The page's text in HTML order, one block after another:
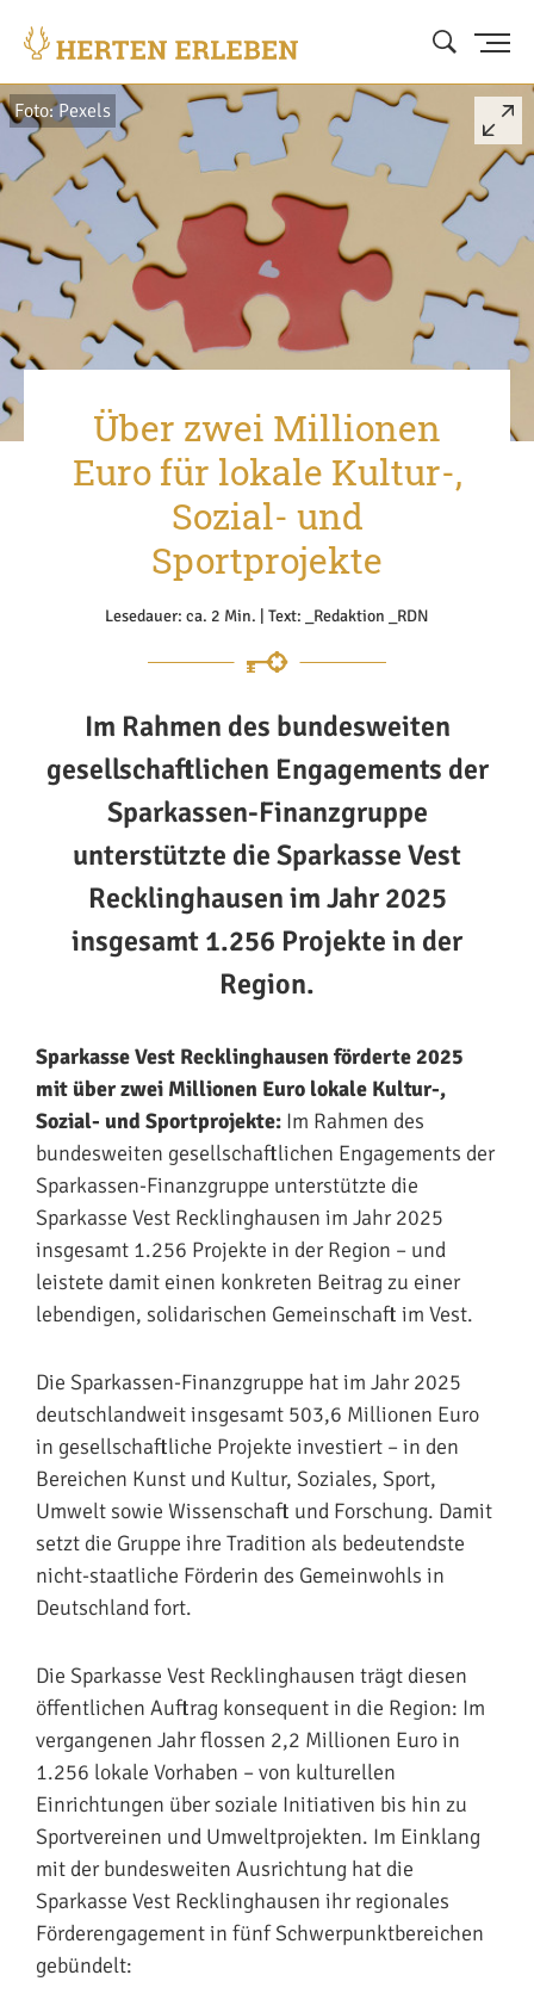
Foto: Pexels
Über zwei Millionen
Euro für lokale Kultur-,
Sozial- und
Sportprojekte
Lesedauer: ca. 2 Min. | Text: _Redaktion _RDN
Im Rahmen des bundesweiten
gesellschaftlichen Engagements der
Sparkassen-Finanzgruppe
unterstützte die Sparkasse Vest
Recklinghausen im Jahr 2025
insgesamt 1.256 Projekte in der
Region.
Sparkasse Vest Recklinghausen förderte 2025
mit über zwei Millionen Euro lokale Kultur-,
Sozial- und Sportprojekte: Im Rahmen des
bundesweiten gesellschaftlichen Engagements der
Sparkassen-Finanzgruppe unterstützte die
Sparkasse Vest Recklinghausen im Jahr 2025
insgesamt 1.256 Projekte in der Region – und
leistete damit einen konkreten Beitrag zu einer
lebendigen, solidarischen Gemeinschaft im Vest.
Die Sparkassen-Finanzgruppe hat im Jahr 2025
deutschlandweit insgesamt 503,6 Millionen Euro
in gesellschaftliche Projekte investiert – in den
Bereichen Kunst und Kultur, Soziales, Sport,
Umwelt sowie Wissenschaft und Forschung. Damit
setzt die Gruppe ihre Tradition als bedeutendste
nicht-staatliche Förderin des Gemeinwohls in
Deutschland fort.
Die Sparkasse Vest Recklinghausen trägt diesen
öffentlichen Auftrag konsequent in die Region: Im
vergangenen Jahr flossen 2,2 Millionen Euro in
1.256 lokale Vorhaben – von kulturellen
Einrichtungen über soziale Initiativen bis hin zu
Sportvereinen und Umweltprojekten. Im Einklang
mit der bundesweiten Ausrichtung hat die
Sparkasse Vest Recklinghausen ihr regionales
Förderengagement in fünf Schwerpunktbereichen
gebündelt: